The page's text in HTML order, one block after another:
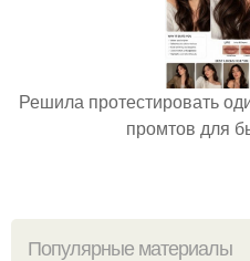
Решила протестировать
промтов для
Популярные материалы